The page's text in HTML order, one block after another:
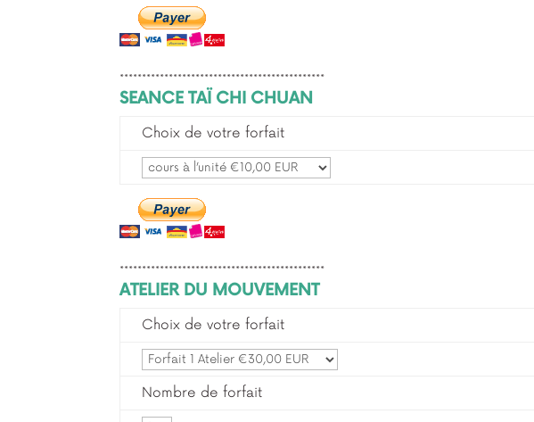
**********************************************
SEANCE TAÏ CHI CHUAN
Choix de votre forfait
**********************************************
ATELIER DU MOUVEMENT
Choix de votre forfait
Nombre de forfait